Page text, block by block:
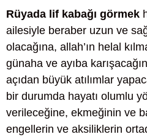
Rüyada lif kabağı görmek
ailesiyle beraber uzun ve
olacağına, allah’ın helal
günaha ve ayıba
açıdan büyük atılımlar
bir durumda hayatı olumlu
verileceğine, ekmeğinin ve
engellerin ve aksiliklerin